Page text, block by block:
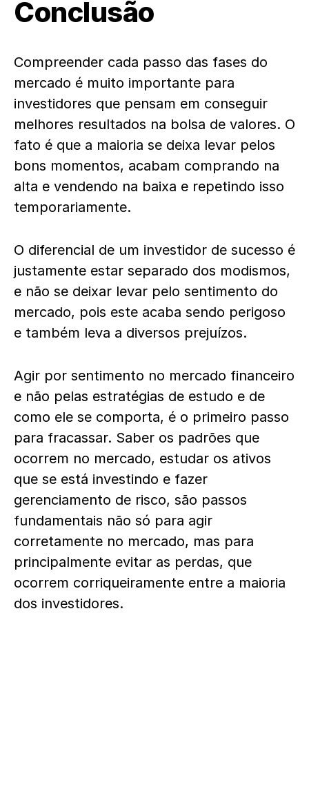
Conclusão
Compreender cada passo das fases do
mercado é muito importante para
investidores que pensam em conseguir
melhores resultados na bolsa de valores. O
fato é que a maioria se deixa levar pelos
bons momentos, acabam comprando na
alta e vendendo na baixa e repetindo isso
temporariamente.
O diferencial de um investidor de sucesso é
justamente estar separado dos modismos,
e não se deixar levar pelo sentimento do
mercado, pois este acaba sendo perigoso
e também leva a diversos prejuízos.
Agir por sentimento no mercado financeiro
e não pelas estratégias de estudo e de
como ele se comporta, é o primeiro passo
para fracassar. Saber os padrões que
ocorrem no mercado, estudar os ativos
que se está investindo e fazer
gerenciamento de risco, são passos
fundamentais não só para agir
corretamente no mercado, mas para
principalmente evitar as perdas, que
ocorrem corriqueiramente entre a maioria
dos investidores.